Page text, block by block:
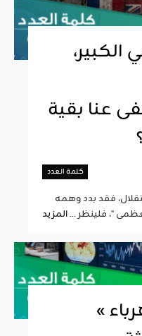
الكبير،
عنا بقية
كلمة العدد
"، فلينظر ...
« حين يفضح الكهرباء